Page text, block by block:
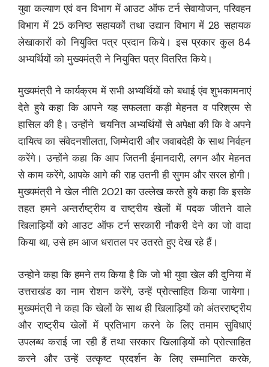
युवा कल्याण एवं वन विभाग में आउट ऑफ टर्न सेवायोजन, परिवहन
विभाग में 25 कनिष्ठ सहायकों तथा उद्यान विभाग में 28 सहायक
लेखाकारों को नियुक्ति पत्र प्रदान किये। इस प्रकार कुल 84
अभ्यर्थियों को मुख्यमंत्री ने नियुक्ति पत्र वितरित किये।
मुख्यमंत्री ने कार्यक्रम में सभी अभ्यर्थियों को बधाई एंव शुभकामनाएं
देते हुये कहा कि आपने यह सफलता कड़ी मेहनत व परिश्रम से
हासिल की है। उन्होंने चयनित अभ्यर्थियों से अपेक्षा की कि वे अपने
दायित्व का संवेदनशीलता, जिम्मेदारी और जवाबदेही के साथ निर्वहन
करेंगे। उन्होंने कहा कि आप जितनी ईमानदारी, लगन और मेहनत
से काम करेंगे, आपके आगे की राह उतनी ही सुगम और सरल होगी।
मुख्यमंत्री ने खेल नीति 2021 का उल्लेख करते हुये कहा कि इसके
तहत हमने अन्तर्राष्ट्रीय व राष्ट्रीय खेलों में पदक जीतने वाले
खिलाड़ियों को आउट ऑफ टर्न सरकारी नौकरी देने का जो वादा
किया था, उसे हम आज धरातल पर उतरते हुए देख रहे हैं।
उन्होने कहा कि हमने तय किया है कि जो भी युवा खेल की दुनिया में
उत्तराखंड का नाम रोशन करेंगे, उन्हें प्रोत्साहित किया जायेगा।
मुख्यमंत्री ने कहा कि खेलों के साथ ही खिलाड़ियों को अंतरराष्ट्रीय
और राष्ट्रीय खेलों में प्रतिभाग करने के लिए तमाम सुविधाएं
उपलब्ध कराई जा रही हैं तथा सरकार खिलाड़ियों को प्रोत्साहित
करने और उन्हें उत्कृष्ट प्रदर्शन के लिए सम्मानित करके,